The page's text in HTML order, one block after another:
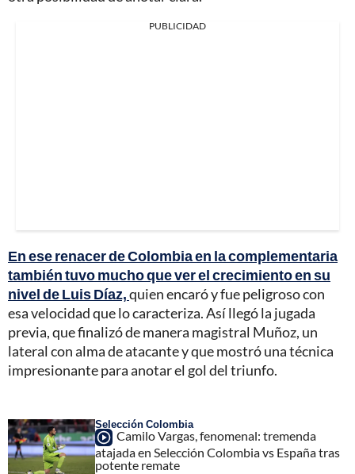
PUBLICIDAD
En ese renacer de Colombia en la complementaria
también tuvo mucho que ver el crecimiento en su
nivel de Luis Díaz,quien encaró y fue peligroso con
esa velocidad que lo caracteriza. Así llegó la jugada
previa, que finalizó de manera magistral Muñoz, un
lateral con alma de atacante y que mostró una técnica
impresionante para anotar el gol del triunfo.
Selección Colombia
Camilo Vargas, fenomenal: tremenda
atajada en Selección Colombia vs España tras
potente remate